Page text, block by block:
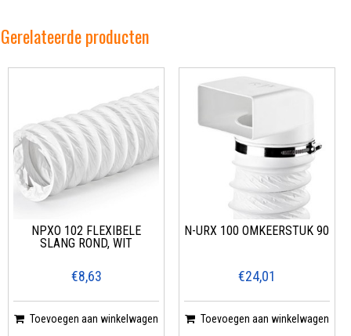
Gerelateerde producten
NPXO 102 FLEXIBELE
SLANG ROND, WIT
€8,63
Toevoegen aan winkelwagen
N-URX 100 OMKEERSTUK 90
€24,01
Toevoegen aan winkelwagen